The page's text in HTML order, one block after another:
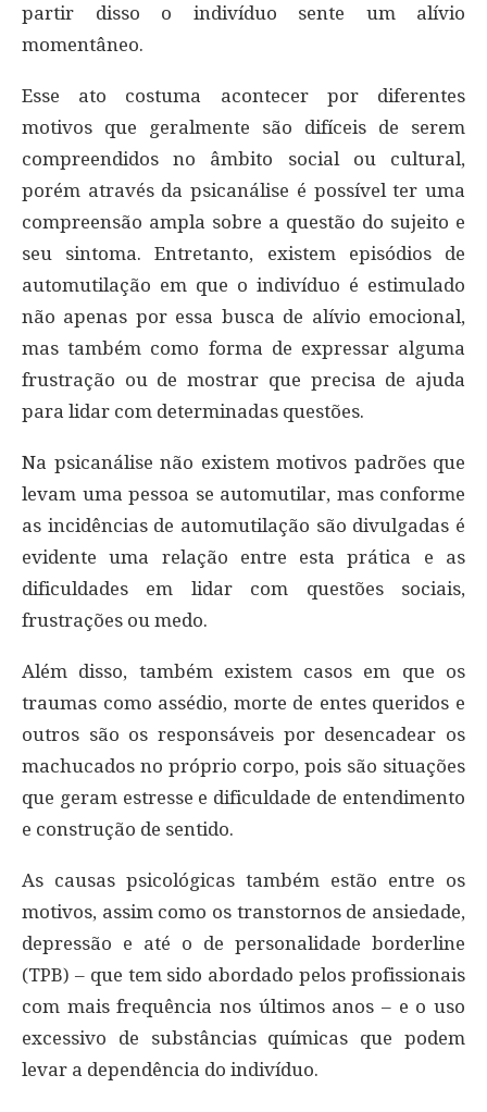
partir disso o indivíduo sente um alívio
momentâneo.
Esse ato costuma acontecer por diferentes
motivos que geralmente são difíceis de serem
compreendidos no âmbito social ou cultural,
porém através da psicanálise é possível ter uma
compreensão ampla sobre a questão do sujeito e
seu sintoma. Entretanto, existem episódios de
automutilação em que o indivíduo é estimulado
não apenas por essa busca de alívio emocional,
mas também como forma de expressar alguma
frustração ou de mostrar que precisa de ajuda
para lidar com determinadas questões.
Na psicanálise não existem motivos padrões que
levam uma pessoa se automutilar, mas conforme
as incidências de automutilação são divulgadas é
evidente uma relação entre esta prática e as
dificuldades em lidar com questões sociais,
frustrações ou medo.
Além disso, também existem casos em que os
traumas como assédio, morte de entes queridos e
outros são os responsáveis por desencadear os
machucados no próprio corpo, pois são situações
que geram estresse e dificuldade de entendimento
e construção de sentido.
As causas psicológicas também estão entre os
motivos, assim como os transtornos de ansiedade,
depressão e até o de personalidade borderline
(TPB) – que tem sido abordado pelos profissionais
com mais frequência nos últimos anos – e o uso
excessivo de substâncias químicas que podem
levar a dependência do indivíduo.